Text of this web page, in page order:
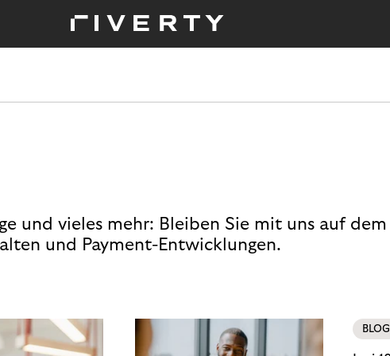
und vieles mehr: Bleiben Sie mit uns auf
und Payment-Entwicklungen.
BLOG